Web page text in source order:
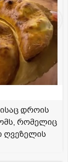
დროის
რომელიც
ღვეზელის